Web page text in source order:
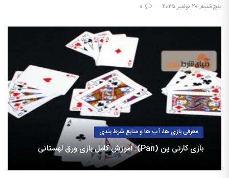
پنج‌شنبه, ۲۰ نوامبر ۲۰۲۵ ۰
معرفی بازی ها، آپ ها و منابع شرط بندی
بازی کارتی پن (Pan): آموزش کامل بازی ورق لهستانی